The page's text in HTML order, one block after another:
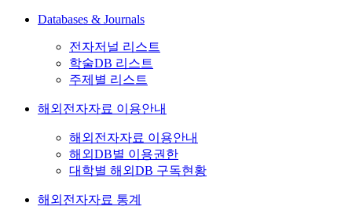
Databases & Journals
전자저널 리스트
학술DB 리스트
주제별 리스트
해외전자자료 이용안내
해외전자자료 이용안내
해외DB별 이용권한
대학별 해외DB 구독현황
해외전자자료 통계